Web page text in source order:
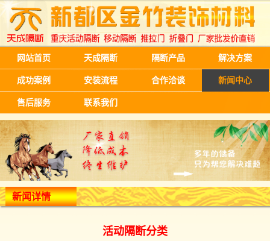
网站首页 天成隔断 隔断产品 解决方案
成功案例 安装流程 合作洽谈 新闻中心
售后服务 联系我们
新闻详情
活动隔断分类